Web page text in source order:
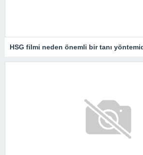
HSG filmi neden önemli bir tanı